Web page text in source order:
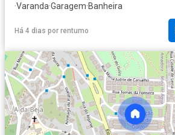
·Varanda·Garagem·Banheira
Há 4 dias por rentumo